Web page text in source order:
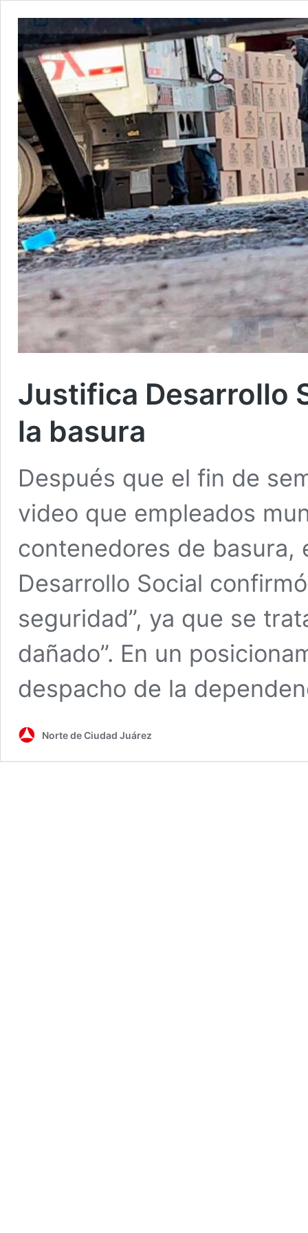
Justifica Desarrollo
la basura
Después que el fin de
video que empleados
contenedores de basura,
Desarrollo Social
seguridad”, ya que se
dañado”. En un
despacho de la
Norte de Ciudad Juárez